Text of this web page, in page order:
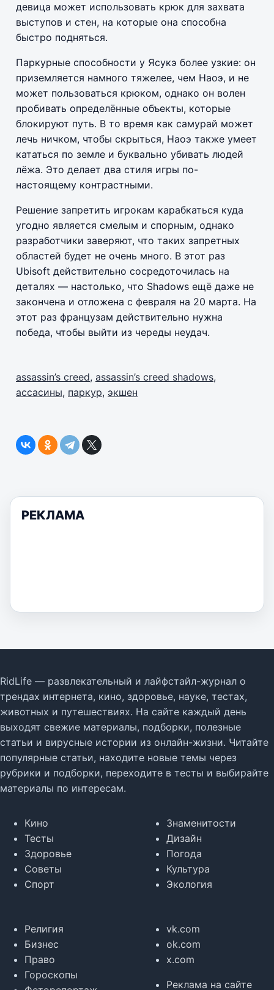
девица может использовать крюк для захвата
выступов и стен, на которые она способна
быстро подняться.
Паркурные способности у Ясукэ более узкие: он
приземляется намного тяжелее, чем Наоэ, и не
может пользоваться крюком, однако он волен
пробивать определённые объекты, которые
блокируют путь. В то время как самурай может
лечь ничком, чтобы скрыться, Наоэ также умеет
кататься по земле и буквально убивать людей
лёжа. Это делает два стиля игры по-
настоящему контрастными.
Решение запретить игрокам карабкаться куда
угодно является смелым и спорным, однако
разработчики заверяют, что таких запретных
областей будет не очень много. В этот раз
Ubisoft действительно сосредоточилась на
деталях — настолько, что Shadows ещё даже не
закончена и отложена с февраля на 20 марта. На
этот раз французам действительно нужна
победа, чтобы выйти из череды неудач.
assassin’s creed, assassin’s creed shadows,
ассасины, паркур, экшен
РЕКЛАМА
RidLife — развлекательный и лайфстайл-журнал о
трендах интернета, кино, здоровье, науке, тестах,
животных и путешествиях. На сайте каждый день
выходят свежие материалы, подборки, полезные
статьи и вирусные истории из онлайн-жизни. Читайте
популярные статьи, находите новые темы через
рубрики и подборки, переходите в тесты и выбирайте
материалы по интересам.
Кино
Тесты
Здоровье
Советы
Спорт
Знаменитости
Дизайн
Погода
Культура
Экология
Религия
Бизнес
Право
Гороскопы
vk.com
ok.com
x.com
Реклама на сайте